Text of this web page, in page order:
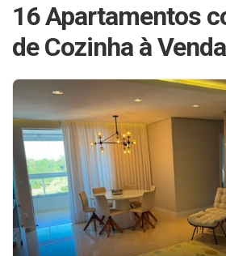
16 Apartamentos
de Cozinha à Venda